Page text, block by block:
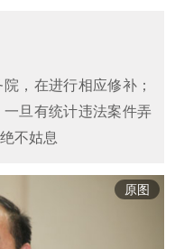
，在进行相应修补；
旦有统计违法案件弄
不姑息
原图